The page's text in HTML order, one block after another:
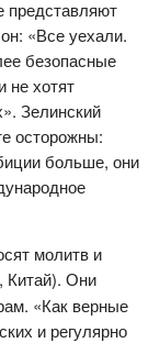
представляют
«Все уехали.
безопасные
не хотят
Зелинский
осторожны:
больше, они
молитв и
Китай). Они
«Как верные
и регулярно